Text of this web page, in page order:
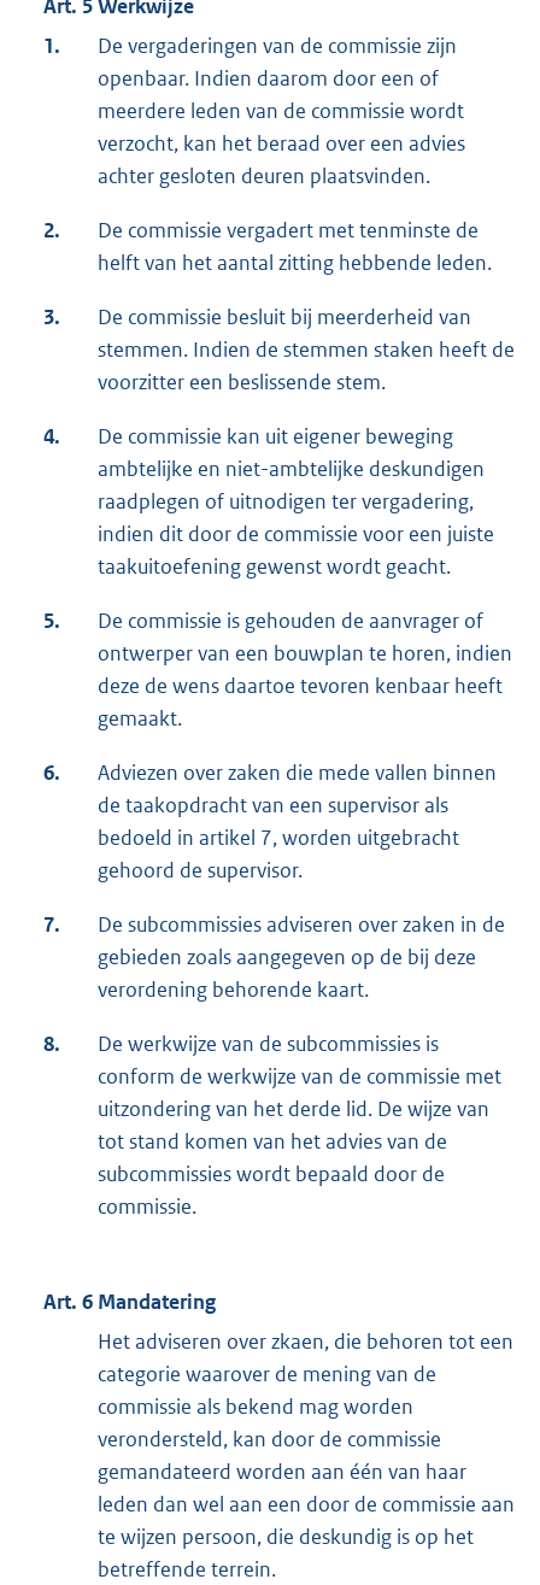
Art. 5 Werkwijze
1.
De vergaderingen van de commissie zijn
openbaar. Indien daarom door een of
meerdere leden van de commissie wordt
verzocht, kan het beraad over een advies
achter gesloten deuren plaatsvinden.
2.
De commissie vergadert met tenminste de
helft van het aantal zitting hebbende leden.
3.
De commissie besluit bij meerderheid van
stemmen. Indien de stemmen staken heeft de
voorzitter een beslissende stem.
4.
De commissie kan uit eigener beweging
ambtelijke en niet-ambtelijke deskundigen
raadplegen of uitnodigen ter vergadering,
indien dit door de commissie voor een juiste
taakuitoefening gewenst wordt geacht.
5.
De commissie is gehouden de aanvrager of
ontwerper van een bouwplan te horen, indien
deze de wens daartoe tevoren kenbaar heeft
gemaakt.
6.
Adviezen over zaken die mede vallen binnen
de taakopdracht van een supervisor als
bedoeld in artikel 7, worden uitgebracht
gehoord de supervisor.
7.
De subcommissies adviseren over zaken in de
gebieden zoals aangegeven op de bij deze
verordening behorende kaart.
8.
De werkwijze van de subcommissies is
conform de werkwijze van de commissie met
uitzondering van het derde lid. De wijze van
tot stand komen van het advies van de
subcommissies wordt bepaald door de
commissie.
Art. 6 Mandatering
Het adviseren over zkaen, die behoren tot een
categorie waarover de mening van de
commissie als bekend mag worden
verondersteld, kan door de commissie
gemandateerd worden aan één van haar
leden dan wel aan een door de commissie aan
te wijzen persoon, die deskundig is op het
betreffende terrein.